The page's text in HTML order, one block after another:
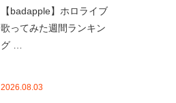
【badapple】ホロライブ
歌ってみた週間ランキン
グ …
2026.08.03